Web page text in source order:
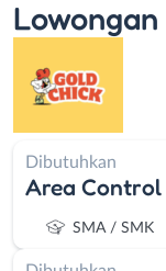
Lowongan
Dibutuhkan
Area Control
SMA / SMK